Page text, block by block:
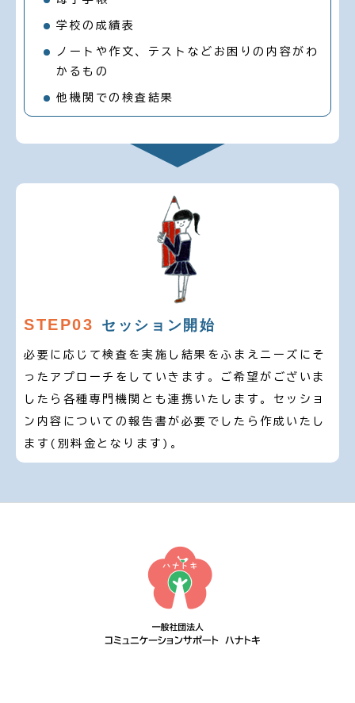
学校の成績表
ノートや作文、テストなどお困りの内容がわ
かるもの
他機関での検査結果
STEP03 セッション開始
必要に応じて検査を実施し結果をふまえニーズにそ
ったアプローチをしていきます。ご希望がございま
したら各種専門機関とも連携いたします。セッショ
ン内容についての報告書が必要でしたら作成いたし
ます(別料金となります)。